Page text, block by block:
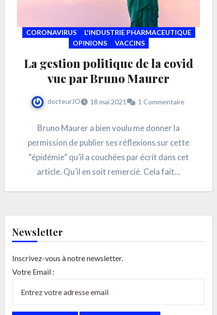
CORONAVIRUS
L'INDUSTRIE PHARMACEUTIQUE
OPINIONS
VACCINS
La gestion politique de la covid
vue par Bruno Maurer
docteurJO 18 mai 2021 1 Commentaire
Bruno Maurer a bien voulu me donner la
permission de publier ses réflexions sur cette
“épidémie” qu’il a couchées par écrit dans cet
article. Qu’il en soit remercié. Cela fait…
Newsletter
Inscrivez-vous à notre newsletter.
Votre Email :